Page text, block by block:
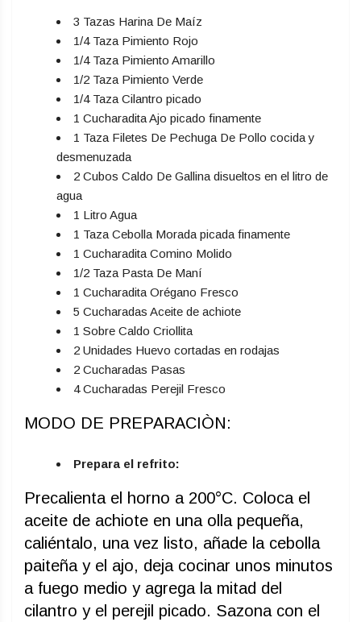
3 Tazas Harina De Maíz
1/4 Taza Pimiento Rojo
1/4 Taza Pimiento Amarillo
1/2 Taza Pimiento Verde
1/4 Taza Cilantro picado
1 Cucharadita Ajo picado finamente
1 Taza Filetes De Pechuga De Pollo cocida y
desmenuzada
2 Cubos Caldo De Gallina disueltos en el litro de
agua
1 Litro Agua
1 Taza Cebolla Morada picada finamente
1 Cucharadita Comino Molido
1/2 Taza Pasta De Maní
1 Cucharadita Orégano Fresco
5 Cucharadas Aceite de achiote
1 Sobre Caldo Criollita
2 Unidades Huevo cortadas en rodajas
2 Cucharadas Pasas
4 Cucharadas Perejil Fresco
MODO DE PREPARACIÒN:
Prepara el refrito:
Precalienta el horno a 200°C. Coloca el
aceite de achiote en una olla pequeña,
caliéntalo, una vez listo, añade la cebolla
paiteña y el ajo, deja cocinar unos minutos
a fuego medio y agrega la mitad del
cilantro y el perejil picado. Sazona con el